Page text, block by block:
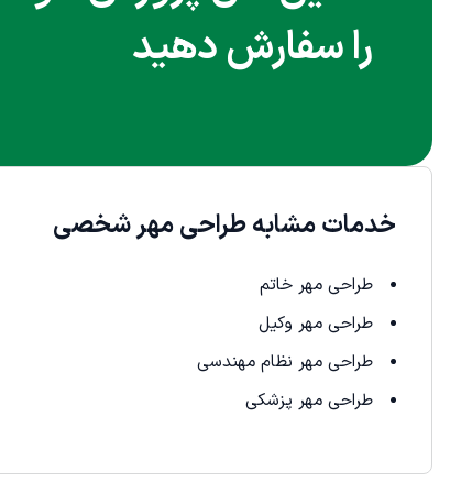
را سفارش دهید
خدمات مشابه طراحی مهر شخصی
طراحی مهر خاتم
طراحی مهر وکیل
طراحی مهر نظام مهندسی
طراحی مهر پزشکی